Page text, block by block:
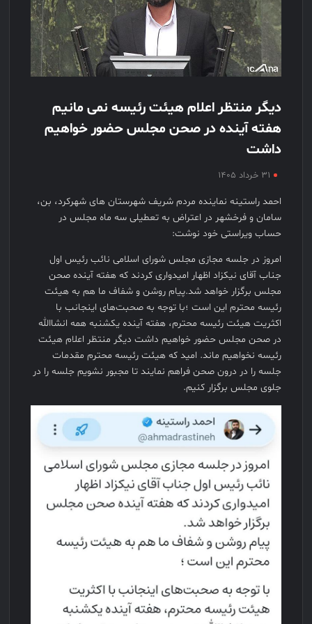
دیگر منتظر اعلام هیئت رئیسه نمی مانیم
هفته آینده در صحن مجلس حضور خواهیم
داشت
۳۱ خرداد ۱۴۰۵
احمد راستینه نماینده مردم شریف شهرستان های شهرکرد، بن،
سامان و فرخشهر در اعتراض به تعطیلی سه ماه مجلس در
حساب ویراستی خود نوشت:
امروز در جلسه مجازی مجلس شورای اسلامی نائب رئیس اول
جناب آقای نیکزاد اظهار امیدواری کردند که هفته آینده صحن
مجلس برگزار خواهد شد.پیام روشن و شفاف ما هم به هیئت
رئیسه محترم این است ؛با توجه به صحبت‌های اینجانب با
اکثریت هیئت رئیسه محترم، هفته آینده یکشنبه همه انشاالله
در صحن مجلس حضور خواهیم داشت دیگر منتظر اعلام هیئت
رئیسه نخواهیم ماند. امید که هیئت رئیسه محترم مقدمات
جلسه را در درون صحن فراهم نمایند تا مجبور نشویم جلسه را در
جلوی مجلس برگزار کنیم.